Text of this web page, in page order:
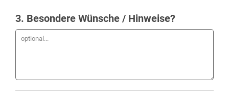
3. Besondere Wünsche / Hinweise?